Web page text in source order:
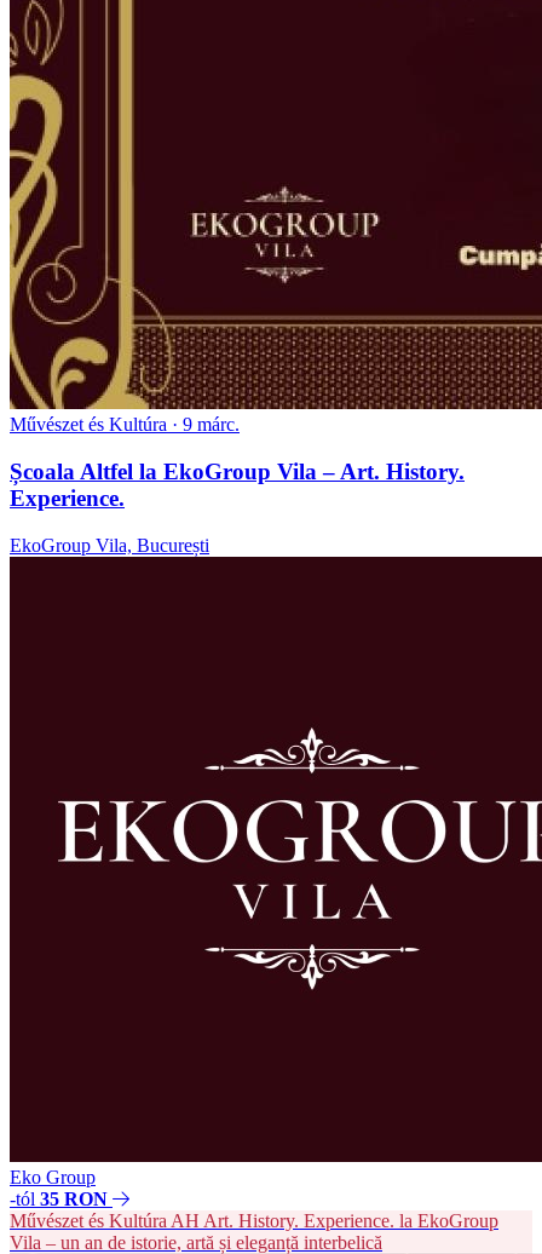
Művészet és Kultúra · 9 márc.
Școala Altfel la EkoGroup Vila – Art. History.
Experience.
EkoGroup Vila, București
Eko Group
-tól 35 RON
Művészet és Kultúra AH Art. History. Experience. la EkoGroup
Vila – un an de istorie, artă și eleganță interbelică